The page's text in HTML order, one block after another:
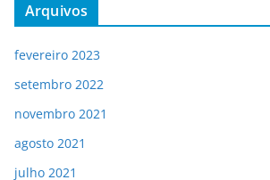
Arquivos
fevereiro 2023
setembro 2022
novembro 2021
agosto 2021
julho 2021